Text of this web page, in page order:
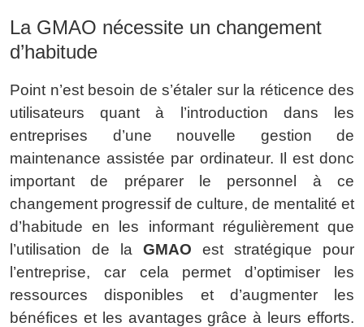
La GMAO nécessite un changement
d’habitude
Point n’est besoin de s’étaler sur la réticence des
utilisateurs quant à l’introduction dans les
entreprises d’une nouvelle gestion de
maintenance assistée par ordinateur. Il est donc
important de préparer le personnel à ce
changement progressif de culture, de mentalité et
d’habitude en les informant régulièrement que
l’utilisation de la GMAO est stratégique pour
l’entreprise, car cela permet d’optimiser les
ressources disponibles et d’augmenter les
bénéfices et les avantages grâce à leurs efforts.